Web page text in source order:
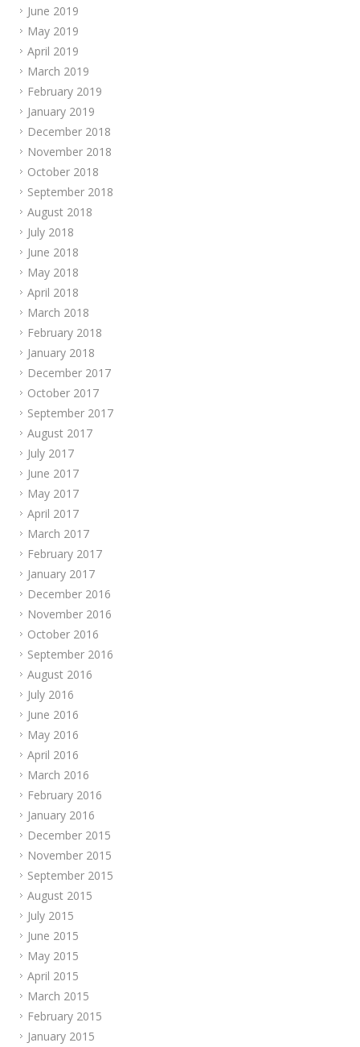
June 2019
May 2019
April 2019
March 2019
February 2019
January 2019
December 2018
November 2018
October 2018
September 2018
August 2018
July 2018
June 2018
May 2018
April 2018
March 2018
February 2018
January 2018
December 2017
October 2017
September 2017
August 2017
July 2017
June 2017
May 2017
April 2017
March 2017
February 2017
January 2017
December 2016
November 2016
October 2016
September 2016
August 2016
July 2016
June 2016
May 2016
April 2016
March 2016
February 2016
January 2016
December 2015
November 2015
September 2015
August 2015
July 2015
June 2015
May 2015
April 2015
March 2015
February 2015
January 2015